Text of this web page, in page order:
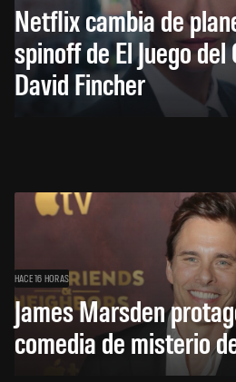
Netflix cambia de
spinoff de El Juego del
David Fincher
HACE 16 HORAS
James Marsden
comedia de misterio